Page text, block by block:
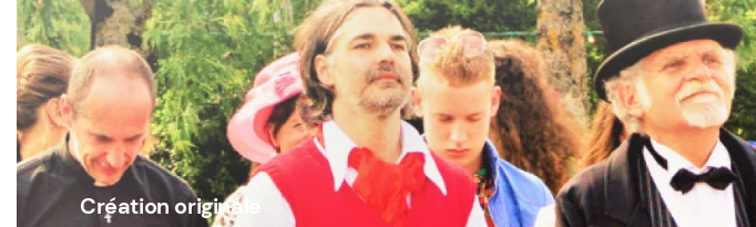
Création originale